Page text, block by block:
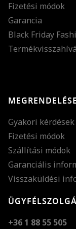
Fizetési módok
Garancia
Black Friday
Gyakori kérdések
Fizetési módok
Szállítási módok
Garanciális
Visszaküldési
+36 1 88 55 505